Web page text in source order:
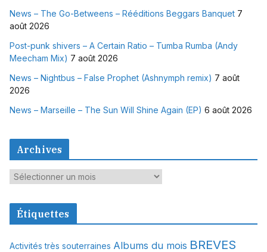
News – The Go-Betweens – Rééditions Beggars Banquet 7
août 2026
Post-punk shivers – A Certain Ratio – Tumba Rumba (Andy
Meecham Mix) 7 août 2026
News – Nightbus – False Prophet (Ashnymph remix) 7 août
2026
News – Marseille – The Sun Will Shine Again (EP) 6 août 2026
Archives
A
c
Étiquettes
Activités très souterraines Albums du mois BREVES